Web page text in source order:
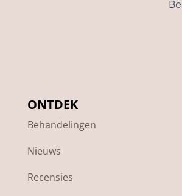
ONTDEK
Behandelingen
Nieuws
Recensies